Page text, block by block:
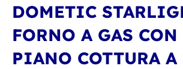
DOMETIC
FORNO A GAS
PIANO COTTURA A